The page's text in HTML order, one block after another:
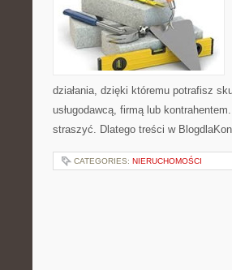
działania, dzięki któremu potrafisz
usługodawcą, firmą lub
straszyć. Dlatego treści w
CATEGORIES: NIERUCHOMOŚCI